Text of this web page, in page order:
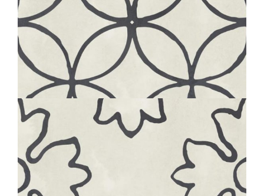
BOHÈME